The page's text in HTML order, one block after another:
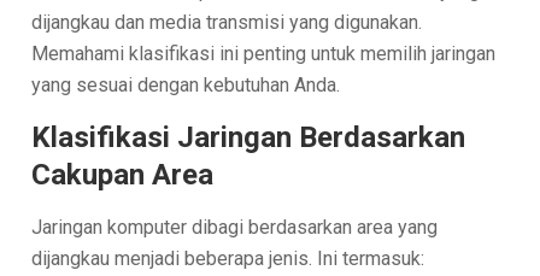
dijangkau dan media transmisi yang digunakan.
Memahami klasifikasi ini penting untuk memilih jaringan
yang sesuai dengan kebutuhan Anda.
Klasifikasi Jaringan Berdasarkan
Cakupan Area
Jaringan komputer dibagi berdasarkan area yang
dijangkau menjadi beberapa jenis. Ini termasuk: